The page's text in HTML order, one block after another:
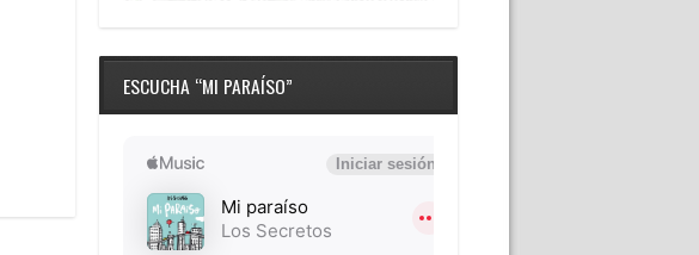
ESCUCHA “MI PARAÍSO”